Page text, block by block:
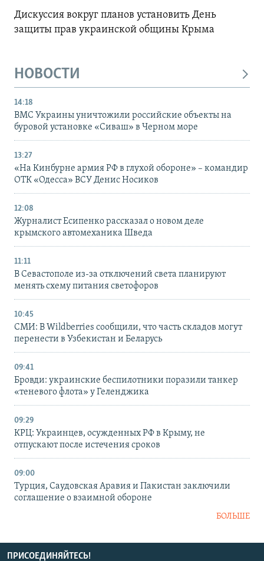
Дискуссия вокруг планов установить День
защиты прав украинской общины Крыма
НОВОСТИ
14:18
ВМС Украины уничтожили российские объекты на
буровой установке «Сиваш» в Черном море
13:27
«На Кинбурне армия РФ в глухой обороне» – командир
ОТК «Одесса» ВСУ Денис Носиков
12:08
Журналист Есипенко рассказал о новом деле
крымского автомеханика Шведа
11:11
В Севастополе из-за отключений света планируют
менять схему питания светофоров
10:45
СМИ: В Wildberries сообщили, что часть складов могут
перенести в Узбекистан и Беларусь
09:41
Бровди: украинские беспилотники поразили танкер
«теневого флота» у Геленджика
09:29
КРЦ: Украинцев, осужденных РФ в Крыму, не
отпускают после истечения сроков
09:00
Турция, Саудовская Аравия и Пакистан заключили
соглашение о взаимной обороне
БОЛЬШЕ
ПРИСОЕДИНЯЙТЕСЬ!